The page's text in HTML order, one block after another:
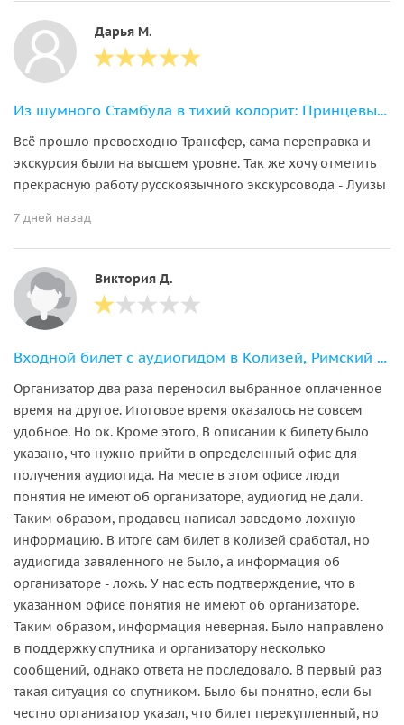
Дарья М.
Из шумного Стамбула в тихий колорит: Принцевы острова с маршрутом на выбор
Всё прошло превосходно Трансфер, сама переправка и
экскурсия были на высшем уровне. Так же хочу отметить
прекрасную работу русскоязычного экскурсовода - Луизы
7 дней назад
Виктория Д.
Входной билет с аудиогидом в Колизей, Римский форум и на Палатинский холм
Организатор два раза переносил выбранное оплаченное
время на другое. Итоговое время оказалось не совсем
удобное. Но ок. Кроме этого, В описании к билету было
указано, что нужно прийти в определенный офис для
получения аудиогида. На месте в этом офисе люди
понятия не имеют об организаторе, аудиогид не дали.
Таким образом, продавец написал заведомо ложную
информацию. В итоге сам билет в колизей сработал, но
аудиогида завяленного не было, а информация об
организаторе - ложь. У нас есть подтверждение, что в
указанном офисе понятия не имеют об организаторе.
Таким образом, информация неверная. Было направлено
в поддержку спутника и организатору несколько
сообщений, однако ответа не последовало. В первый раз
такая ситуация со спутником. Было бы понятно, если бы
честно организатор указал, что билет перекупленный, но